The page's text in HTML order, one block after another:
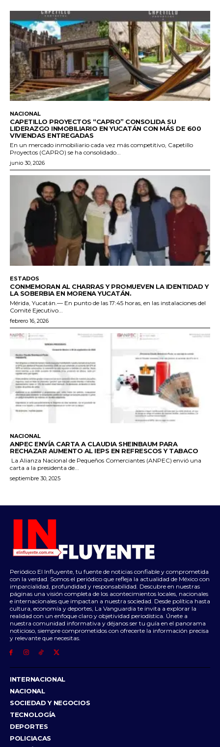
NACIONAL
CAPETILLO PROYECTOS “CAPRO” CONSOLIDA SU
LIDERAZGO INMOBILIARIO EN YUCATÁN CON MÁS DE 600
VIVIENDAS ENTREGADAS
En un mercado inmobiliario cada vez más competitivo, Capetillo
Proyectos (CAPRO) se ha consolidado...
junio 30, 2026
ESTADOS
CONMEMORAN AL CHARRAS Y PROMUEVEN LA IDENTIDAD Y
LA SOBERBIA EN MORENA YUCATÁN.
Mérida, Yucatán.— En punto de las 17:45 horas, en las instalaciones del
Comité Ejecutivo...
febrero 16, 2026
NACIONAL
ANPEC ENVÍA CARTA A CLAUDIA SHEINBAUM PARA
RECHAZAR AUMENTO AL IEPS EN REFRESCOS Y TABACO
La Alianza Nacional de Pequeños Comerciantes (ANPEC) envió una
carta a la presidenta de...
septiembre 30, 2025
Periódico El Influyente, tu fuente de noticias confiable y comprometida
con la verdad. Somos el periódico que refleja la actualidad de México con
imparcialidad, profundidad y responsabilidad. Descubre en nuestras
páginas una visión completa de los acontecimientos locales, nacionales
e internacionales que impactan a nuestra sociedad. Desde política hasta
cultura, economía y deportes, La Vanguardia te invita a explorar la
realidad con un enfoque claro y objetividad periodística. Únete a
nuestra comunidad informativa y déjanos ser tu guía en el panorama
noticioso, siempre comprometidos con ofrecerte la información precisa
y relevante que necesitas.
INTERNACIONAL
NACIONAL
SOCIEDAD Y NEGOCIOS
TECNOLOGÍA
DEPORTES
POLICIACAS